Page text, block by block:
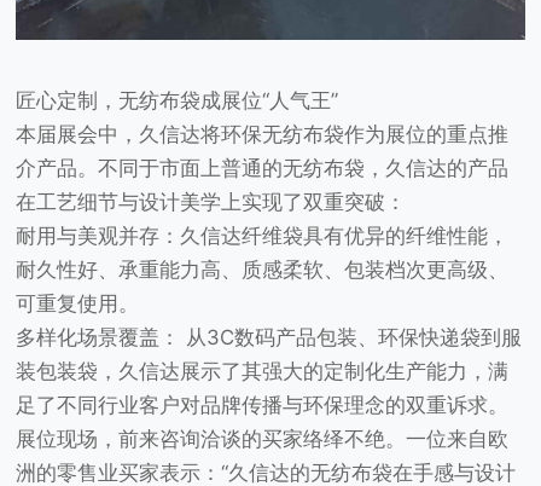
匠心定制， 无纺布袋成展位“人气王”
本届展会中，久信达将环保无纺布袋作为展位的重点推
介产品。不同于市面上普通的无纺布袋，久信达的产品
在工艺细节与设计美学上实现了双重突破：
耐用与美观并存： 久信达纤维袋具有优异的纤维性能，
耐久性好、承重能力高、质感柔软、包装档次更高级、
可重复使用。
多样化场景覆盖：
从3C数码产品包装、环保快递袋到服
装包装袋，久信达展示了其强大的定制化生产能力，满
足了不同行业客户对品牌传播与环保理念的双重诉求。
展位现场，前来咨询洽谈的买家络绎不绝。一位来自欧
洲的零售业买家表示：“久信达的无纺布袋在手感与设计